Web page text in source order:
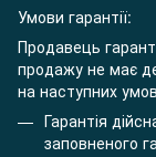
Умови гарантії:
Продавець
продажу не має
на наступних
Гарантія
заповненого